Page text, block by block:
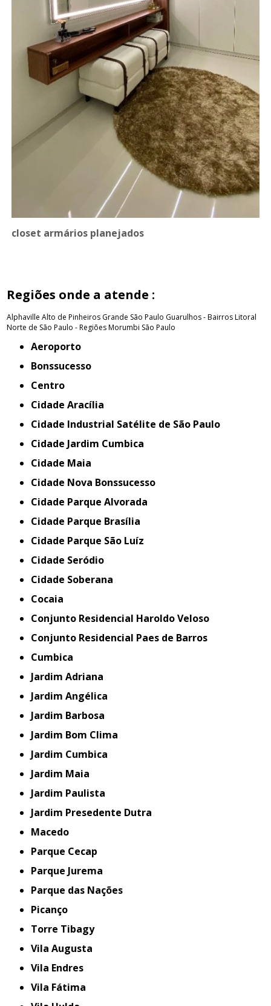
closet armários planejados
Regiões onde a atende :
Alphaville Alto de Pinheiros Grande São Paulo Guarulhos - BairrosLitoral
Norte de São Paulo - RegiõesMorumbi São Paulo
Aeroporto
Bonssucesso
Centro
Cidade Aracília
Cidade Industrial Satélite de São Paulo
Cidade Jardim Cumbica
Cidade Maia
Cidade Nova Bonssucesso
Cidade Parque Alvorada
Cidade Parque Brasília
Cidade Parque São Luíz
Cidade Seródio
Cidade Soberana
Cocaia
Conjunto Residencial Haroldo Veloso
Conjunto Residencial Paes de Barros
Cumbica
Jardim Adriana
Jardim Angélica
Jardim Barbosa
Jardim Bom Clima
Jardim Cumbica
Jardim Maia
Jardim Paulista
Jardim Presedente Dutra
Macedo
Parque Cecap
Parque Jurema
Parque das Nações
Picanço
Torre Tibagy
Vila Augusta
Vila Endres
Vila Fátima